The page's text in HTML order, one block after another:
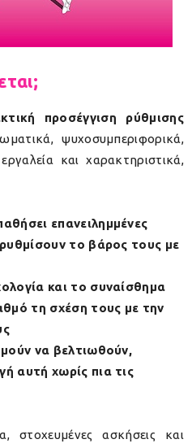
προσέγγιση ρύθμισης
ψυχοσυμπεριφορικά,
και χαρακτηριστικά,
επανειλημμένες
το βάρος τους με
και το συναίσθημα
τη σχέση τους με την
να βελτιωθούν,
αυτή χωρίς πια τις
στοχευμένες ασκήσεις και